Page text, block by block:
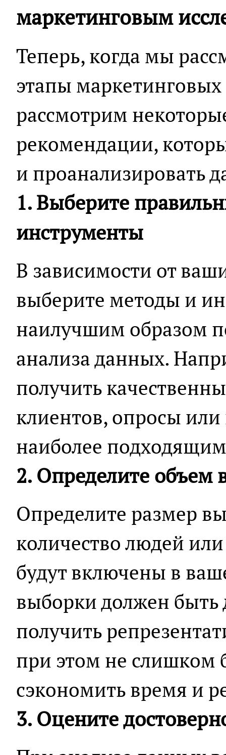
маркетинговым
Теперь, когда мы
этапы маркетинговых
рассмотрим
рекомендации,
и проанализировать
1. Выберите
инструменты
В зависимости от
выберите методы и
наилучшим образом
анализа данных.
получить
клиентов, опросы
наиболее
2. Определите объем
Определите размер
количество людей
будут включены в
выборки должен
получить
при этом не слишком
сэкономить время и
3. Оцените